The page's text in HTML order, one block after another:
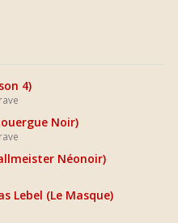
4)
Noir)
Néonoir)
Lebel (Le Masque)